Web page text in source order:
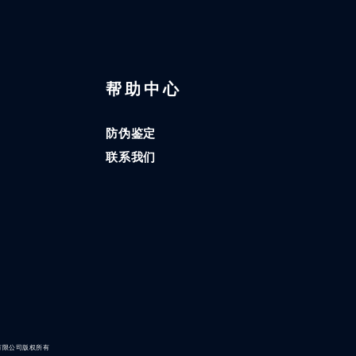
帮助中心
防伪鉴定
联系我们
限公司版权所有